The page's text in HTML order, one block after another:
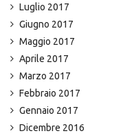
Luglio 2017
Giugno 2017
Maggio 2017
Aprile 2017
Marzo 2017
Febbraio 2017
Gennaio 2017
Dicembre 2016